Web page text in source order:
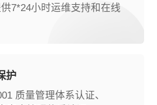
7*24小时运维支持和在线
护
质量管理体系认证、